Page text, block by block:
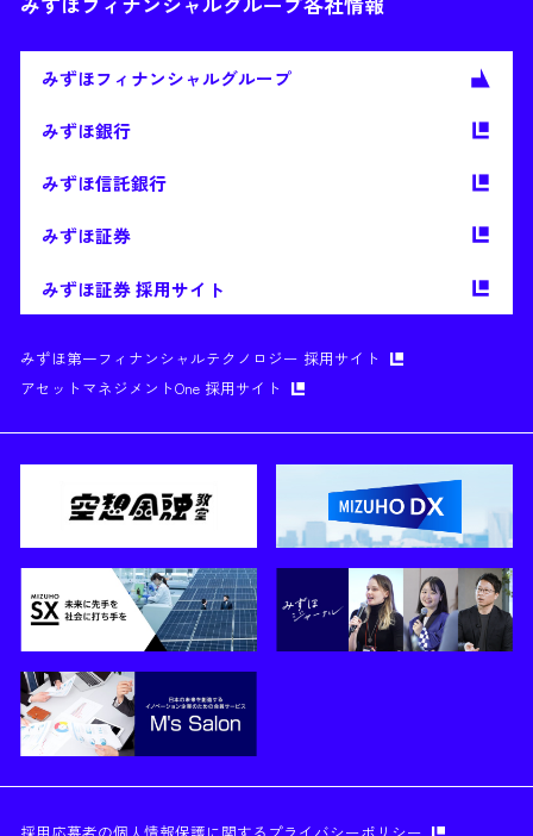
みずほフィナンシャルグループ
みずほ銀行
みずほ信託銀行
みずほ証券
みずほ証券 採用サイト
みずほ第一フィナンシャルテクノロジー 採用サイト
アセットマネジメントOne 採用サイト